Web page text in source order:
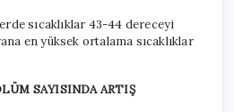
sıcaklıklar 43-44 dereceyi
en yüksek ortalama sıcaklıklar
SAYISINDA ARTIŞ